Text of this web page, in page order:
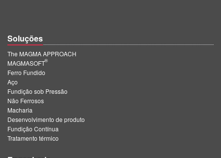
Soluções
The MAGMA APPROACH
MAGMASOFT
®
Ferro Fundido
Aço
Fundição sob Pressão
Não Ferrosos
Macharia
Desenvolvimento de produto
Fundição Contínua
Tratamento térmico